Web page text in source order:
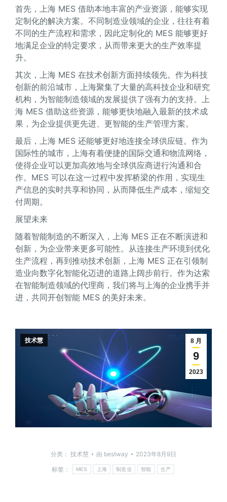
首先，上海 MES 借助本地丰富的产业资源，能够实现
定制化的解决方案。不同制造业领域的企业，往往有着
不同的生产流程和需求，因此定制化的 MES 能够更好
地满足企业的特定要求，从而带来更大的生产效率提
升。
其次，上海 MES 在技术创新方面持续领先。作为科技
创新的前沿城市，上海聚集了大量的高科技企业和研究
机构，为智能制造领域的发展提供了强有力的支持。上
海 MES 借助这些资源，能够更快地融入最新的技术成
果，为企业提供更先进、更智能的生产管理方案。
最后，上海 MES 还能够更好地连接全球供应链。作为
国际性的城市，上海有着便捷的国际交通和物流网络，
使得企业可以更加高效地与全球供应商进行沟通和合
作。MES 可以在这一过程中发挥桥梁的作用，实现生
产信息的实时共享和协同，从而降低生产成本，缩短交
付周期。
展望未来
随着智能制造的不断深入，上海 MES 正在不断演进和
创新，为企业带来更多可能性。从连接生产环境到优化
生产流程，再到推动技术创新，上海 MES 正在引领制
造业向数字化智能化迈进的道路上阔步前行。作为达索
在智能制造领域的代理商，我们将与上海的企业携手并
进，共同开创智能 MES 的美好未来。
8 月
9
2023
技术慧
分类： 技术慧 由 bestway
2023年8月9日
标签：
MES 上海 制造业 智能 生产